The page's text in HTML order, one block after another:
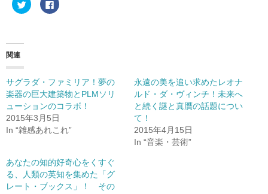
ク
リ
e
r
で
共
有
(
新
し
ン
ド
ウ
で
開
F
a
す
る
に
は
ク
リ
ッ
ク
だ
さ
い
(
新
関連
サグラダ・ファミリア！夢の
楽器の巨大建築物とPLMソリ
ューションのコラボ！
2015年3月5日
In “雑感あれこれ”
永遠の美を追い求めたレオナ
ルド・ダ・ヴィンチ！未来へ
と続く謎と真贋の話題につい
て！
2015年4月15日
In “音楽・芸術”
あなたの知的好奇心をくすぐ
る、人類の英知を集めた「グ
レート・ブックス」！ その